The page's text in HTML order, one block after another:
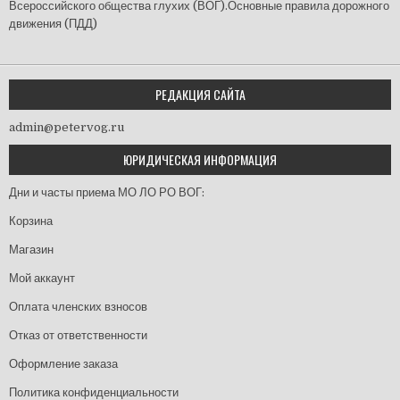
Всероссийского общества глухих (ВОГ).Основные правила дорожного
движения (ПДД)
РЕДАКЦИЯ САЙТА
admin@petervog.ru
ЮРИДИЧЕСКАЯ ИНФОРМАЦИЯ
Дни и часты приема МО ЛО РО ВОГ:
Корзина
Магазин
Мой аккаунт
Оплата членских взносов
Отказ от ответственности
Оформление заказа
Политика конфиденциальности